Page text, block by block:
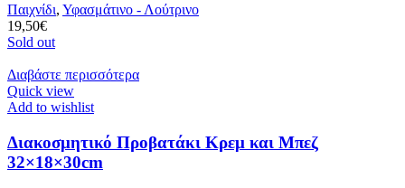
Παιχνίδι, Υφασμάτινο - Λούτρινο
19,50€
Sold out
Διαβάστε περισσότερα
Quick view
Add to wishlist
Διακοσμητικό Προβατάκι Κρεμ και Μπεζ
32×18×30cm